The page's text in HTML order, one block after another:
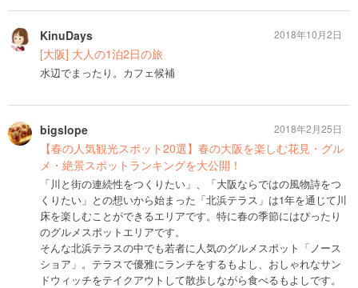
KinuDays
[大阪] 大人の1泊2日の旅
水辺でまったり。カフェ候補
2018年10月2日
bigslope
【春の人気観光スポット20選】春の大阪を楽しむ花見・グル
メ・絶景スポットランキングを大公開！
「川と街の連続性をつくりたい」、「大阪ならではの風物詩をつ
くりたい」との想いから始まった「北浜テラス」は1年を通じて川
床を楽しむことができるエリアです。特に春の季節にはぴったり
のグルメスポットエリアです。
そんな北浜テラスの中でも若者に人気のグルメスポット「ノース
ショア」。テラスで優雅にランチをするもよし、おしゃれなサン
ドウィッチをテイクアウトして散歩しながら食べるもよしです。
2018年2月25日